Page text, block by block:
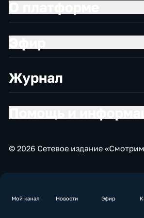
Мой канал Новости Эфир
Журнал
© 2026 Сетевое издание